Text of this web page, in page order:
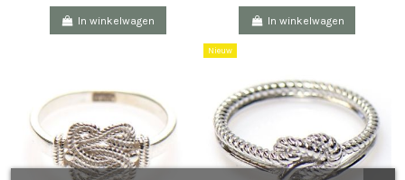
In winkelwagen In winkelwagen
Nieuw